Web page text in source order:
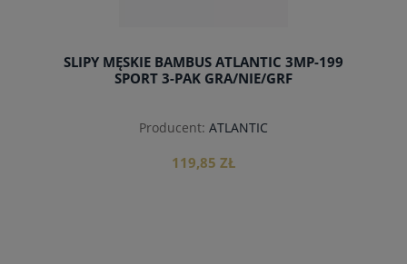
SLIPY MĘSKIE BAMBUS ATLANTIC 3MP-199
SPORT 3-PAK GRA/NIE/GRF
Producent: ATLANTIC
119,85 ZŁ